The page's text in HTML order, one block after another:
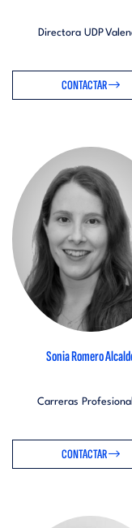
Directora UDP
CONTACTAR
Sonia Romero
Carreras
CONTACTAR